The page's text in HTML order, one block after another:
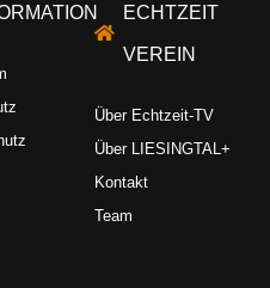
ECHTZEIT
VEREIN
Über Echtzeit-TV
Über LIESINGTAL+
Kontakt
Team